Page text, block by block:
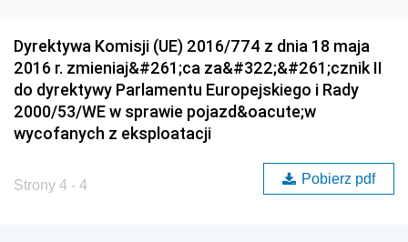
Dyrektywa Komisji (UE) 2016/774 z dnia 18 maja
2016 r. zmieniaj&#261;ca za&#322;&#261;cznik II
do dyrektywy Parlamentu Europejskiego i Rady
2000/53/WE w sprawie pojazd&oacute;w
wycofanych z eksploatacji
Strony 4 - 4 Pobierz pdf